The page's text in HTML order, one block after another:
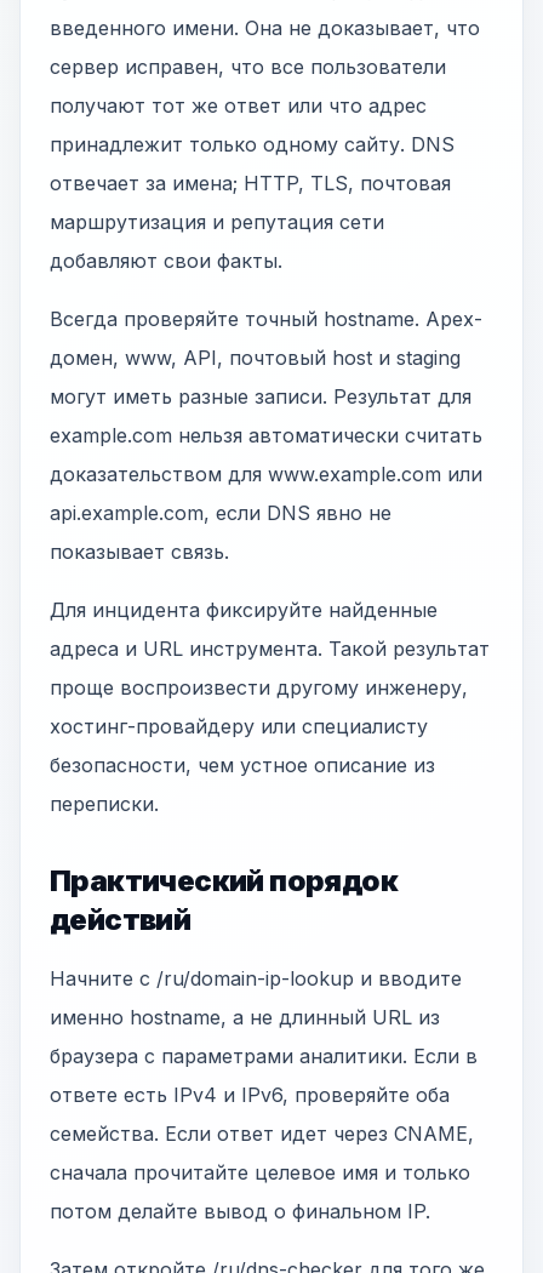
введенного имени. Она не доказывает, что
сервер исправен, что все пользователи
получают тот же ответ или что адрес
принадлежит только одному сайту. DNS
отвечает за имена; HTTP, TLS, почтовая
маршрутизация и репутация сети
добавляют свои факты.
Всегда проверяйте точный hostname. Apex-
домен, www, API, почтовый host и staging
могут иметь разные записи. Результат для
example.com нельзя автоматически считать
доказательством для www.example.com или
api.example.com, если DNS явно не
показывает связь.
Для инцидента фиксируйте найденные
адреса и URL инструмента. Такой результат
проще воспроизвести другому инженеру,
хостинг-провайдеру или специалисту
безопасности, чем устное описание из
переписки.
Практический порядок
действий
Начните с /ru/domain-ip-lookup и вводите
именно hostname, а не длинный URL из
браузера с параметрами аналитики. Если в
ответе есть IPv4 и IPv6, проверяйте оба
семейства. Если ответ идет через CNAME,
сначала прочитайте целевое имя и только
потом делайте вывод о финальном IP.